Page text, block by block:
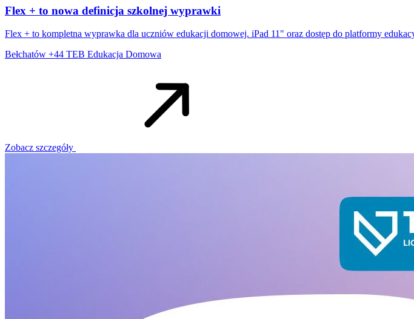
Flex + to nowa definicja szkolnej wyprawki
Flex + to kompletna wyprawka dla uczniów edukacji domowej. iPad 11" oraz dostęp do platformy
Bełchatów +44 TEB Edukacja Domowa
Zobacz szczegóły